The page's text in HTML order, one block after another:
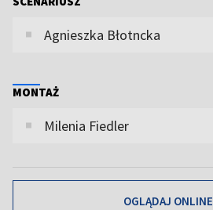
Agnieszka Błotncka
MONTAŻ
Milenia Fiedler
OGLĄDAJ ONLINE